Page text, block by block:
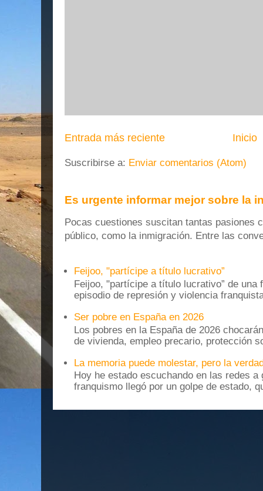
Entrada más reciente Inicio
Suscribirse a: Enviar comentarios (Atom)
Es urgente informar mejor sobre la
Pocas cuestiones suscitan tantas pasiones
público, como la inmigración. Entre las
Feijoo, "partícipe a título lucrativo”
Feijoo, "partícipe a título lucrativo” de una
episodio de represión y violencia
Ser pobre en España en 2026
Los pobres en la España de 2026
de vivienda, empleo precario, protección
La memoria puede molestar, pero la
Hoy he estado escuchando en las redes
franquismo llegó por un golpe de estado,